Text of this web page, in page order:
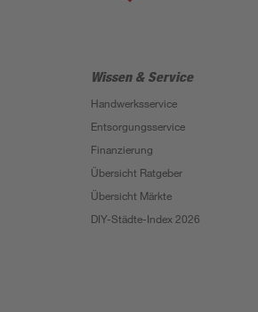
Wissen & Service
Handwerksservice
Entsorgungsservice
Finanzierung
Übersicht Ratgeber
Übersicht Märkte
DIY-Städte-Index 2026